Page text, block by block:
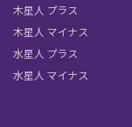
木星人 プラス
木星人 マイナス
水星人 プラス
水星人 マイナス